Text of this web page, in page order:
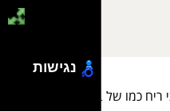
כמו של בתי מלון?
נגישות